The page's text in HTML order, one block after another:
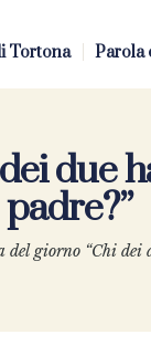
Tortona Parola
due
padre?”
del giorno “Chi dei